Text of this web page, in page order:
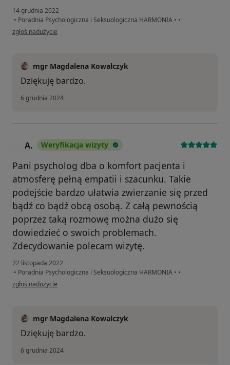
14 grudnia 2022
• Poradnia Psychologiczna i Seksuologiczna HARMONIA • •
w opinii użytkownika Pacjent
zgłoś nadużycie
mgr Magdalena Kowalczyk
Dziękuję bardzo.
6 grudnia 2024
A. Weryfikacja wizyty
Pani psycholog dba o komfort pacjenta i
atmosferę pełną empatii i szacunku. Takie
podejście bardzo ułatwia zwierzanie się przed
bądź co bądź obcą osobą. Z całą pewnością
poprzez taką rozmowę można dużo się
dowiedzieć o swoich problemach.
Zdecydowanie polecam wizytę.
22 listopada 2022
• Poradnia Psychologiczna i Seksuologiczna HARMONIA • •
w opinii użytkownika A.
zgłoś nadużycie
mgr Magdalena Kowalczyk
Dziękuję bardzo.
6 grudnia 2024